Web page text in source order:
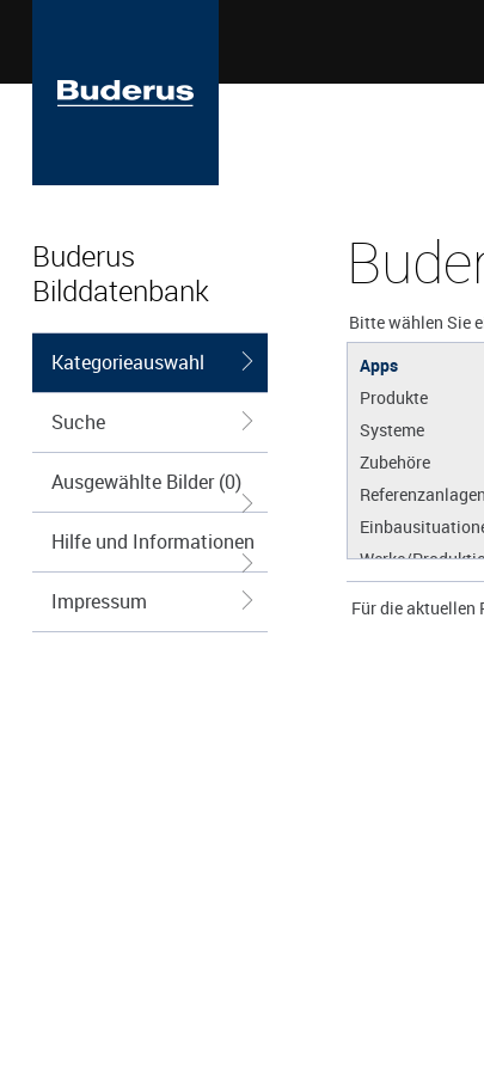
Buderus
Bilddatenbank
Kategorieauswahl
Suche
Ausgewählte Bilder (0)
Hilfe und Informationen
Impressum
Bitte wählen Sie
Apps
Produkte
Systeme
Zubehöre
Referenzanlagen
Werke/
Für die aktuellen